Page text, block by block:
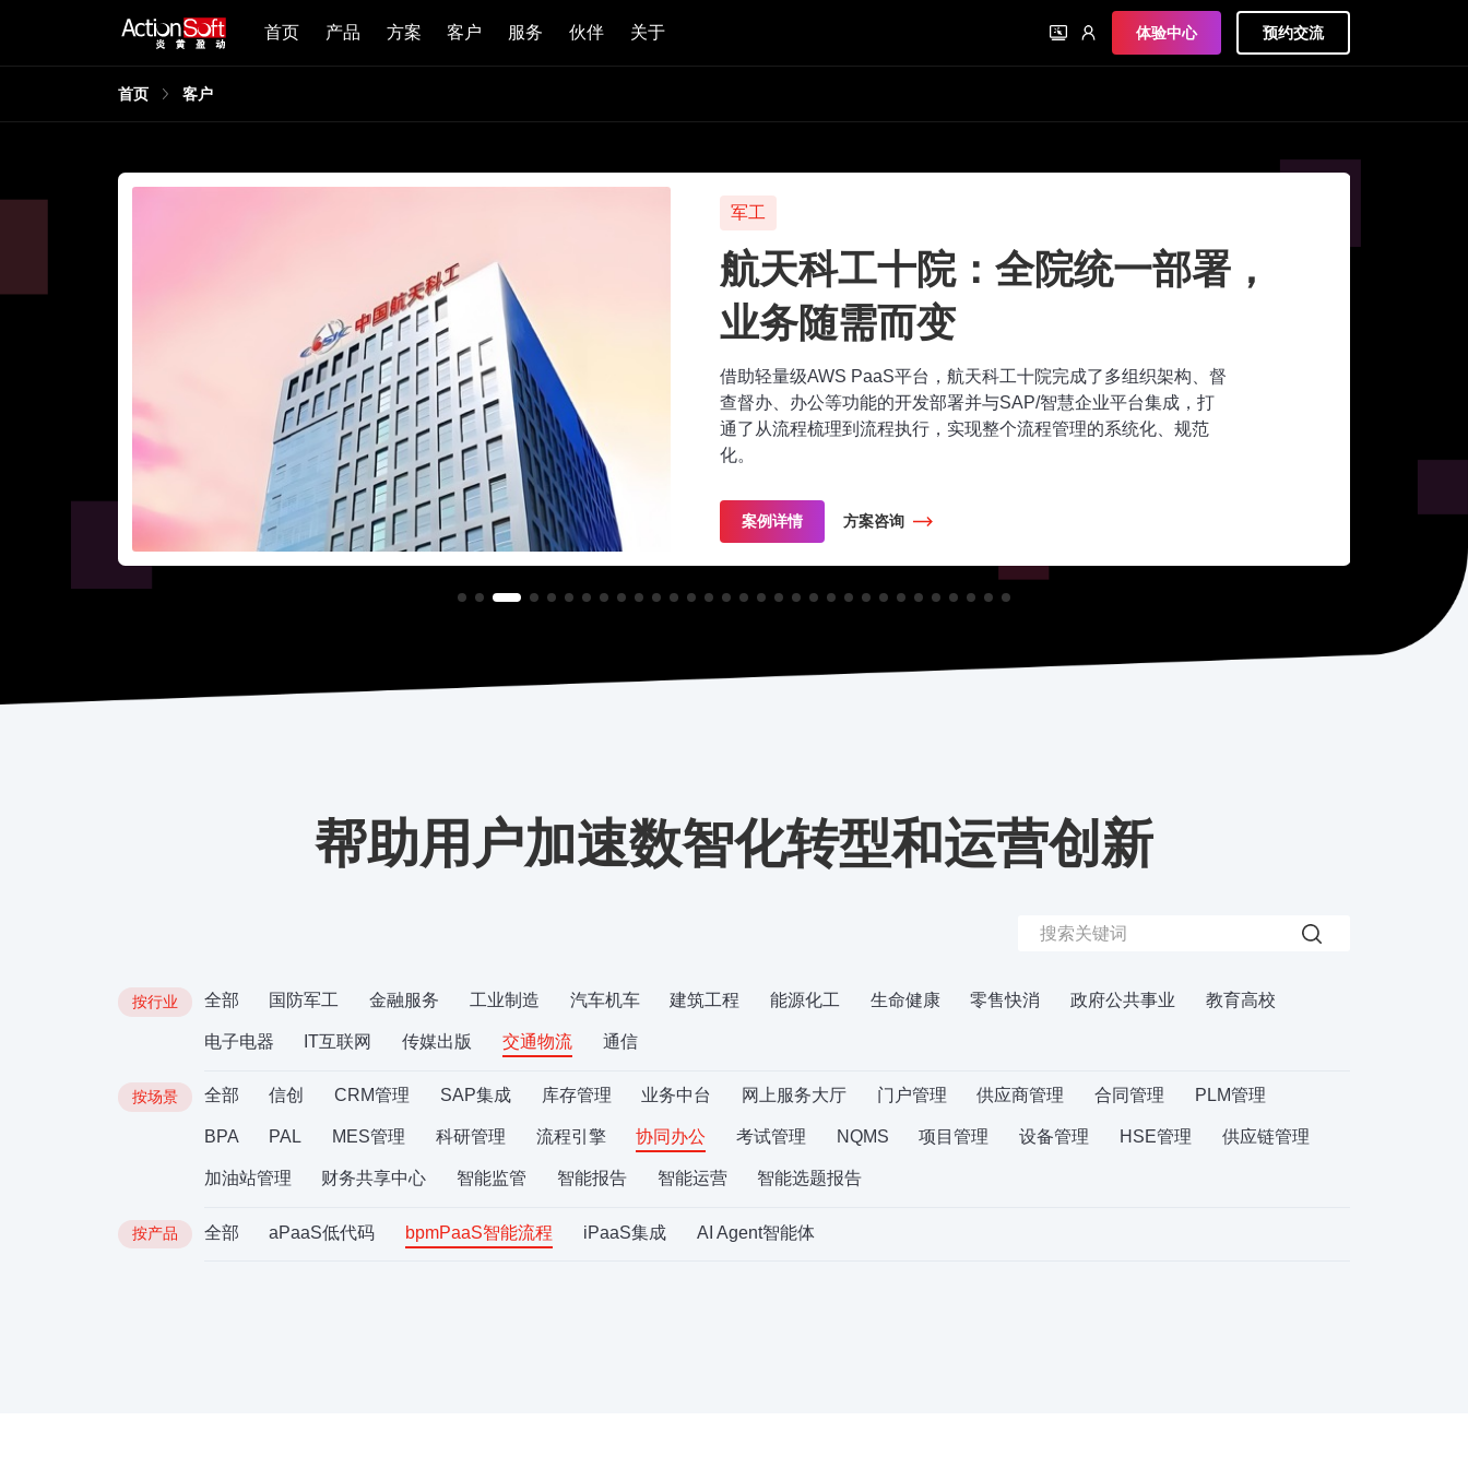
首页 产品 方案 客户 服务 伙伴 关于 体验中心 预约交流
首页 客户
工十院：全院统一部署，
PaaS平台，航天科工十院完成了多组织架构、督
等功能的开发部署并与SAP/智慧企业平台集成，打
理到流程执行，实现整个流程管理的系统化、规范
新兴铸管：打造
新兴铸管基于AWS PaaS进行应用开
事业部统一部署了以采购合同为核心
了企业全生命周期的合同管理，完成
帮助用户加速数智化转型和运营创新
按行业 全部 国防军工 金融服务 工业制造 汽车机车 建筑工程 能源化工 生命健康 零售快消 政府公共事业 教育高校
电子电器 IT互联网 传媒出版 交通物流 通信
按场景 全部 信创 CRM管理 SAP集成 库存管理 业务中台 网上服务大厅 门户管理 供应商管理 合同管理 PLM管理
BPA PAL MES管理 科研管理 流程引擎 协同办公 考试管理 NQMS 项目管理 设备管理 HSE管理 供应链管理
加油站管理 财务共享中心 智能监管 智能报告 智能运营 智能选题报告
按产品 全部 aPaaS低代码 bpmPaaS智能流程 iPaaS集成 AI Agent智能体